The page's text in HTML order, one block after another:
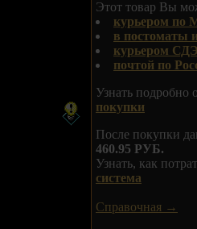
Этот товар Вы
курьером по
в постоматы
курьером
почтой по
Узнать подробно
покупки
После покупки
460.95 РУБ.
Узнать, как
система
Справочная →